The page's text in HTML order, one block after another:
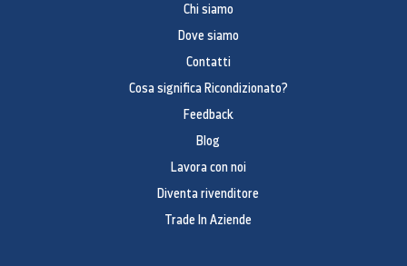
Chi siamo
Dove siamo
Contatti
Cosa significa Ricondizionato?
Feedback
Blog
Lavora con noi
Diventa rivenditore
Trade In Aziende